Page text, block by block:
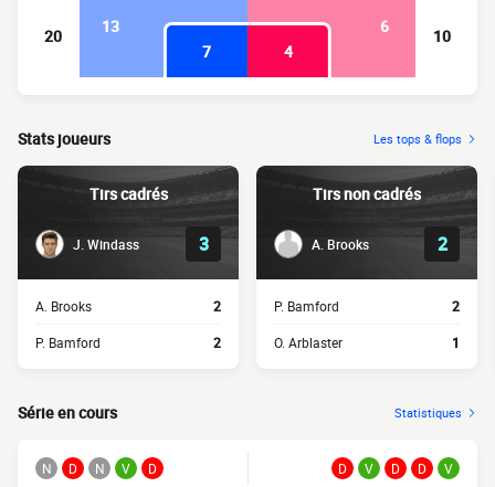
20 13
6
7
4
10
Stats joueurs Les tops & flops
Tirs cadrés
J. Windass 3
A. Brooks 2
P. Bamford 2
Tirs non cadrés
A. Brooks 2
P. Bamford 2
O. Arblaster 1
Série en cours Statistiques
N D N V D D V D D V